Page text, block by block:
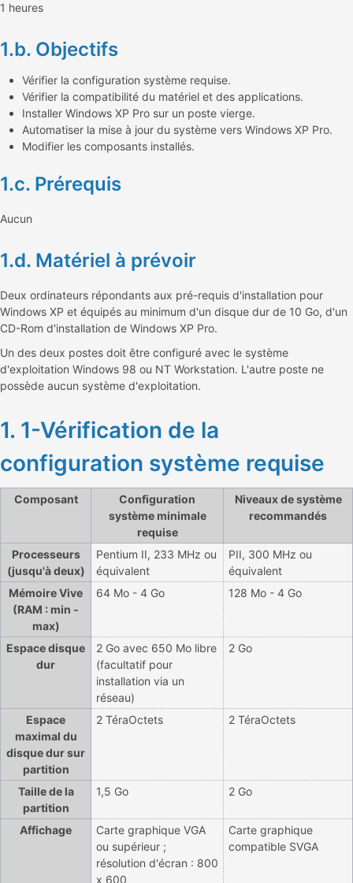
1 heures
1.b. Objectifs
Vérifier la configuration système requise.
Vérifier la compatibilité du matériel et des applications.
Installer Windows XP Pro sur un poste vierge.
Automatiser la mise à jour du système vers Windows XP Pro.
Modifier les composants installés.
1.c. Prérequis
Aucun
1.d. Matériel à prévoir
Deux ordinateurs répondants aux pré-requis d'installation pour
Windows XP et équipés au minimum d'un disque dur de 10 Go, d'un
CD-Rom d'installation de Windows XP Pro.
Un des deux postes doit être configuré avec le système
d'exploitation Windows 98 ou NT Workstation. L'autre poste ne
possède aucun système d'exploitation.
1. 1-Vérification de la
configuration système requise
Composant
Configuration
système minimale
requise
Niveaux de système
recommandés
Processeurs
(jusqu'à deux)
Pentium II, 233 MHz ou
équivalent
PII, 300 MHz ou
équivalent
Mémoire Vive
(RAM : min -
max)
64 Mo - 4 Go 128 Mo - 4 Go
Espace disque
dur
2 Go avec 650 Mo libre
(facultatif pour
installation via un
réseau)
2 Go
Espace
maximal du
disque dur sur
partition
2 TéraOctets 2 TéraOctets
Taille de la
partition
1,5 Go 2 Go
Affichage
Carte graphique VGA
ou supérieur ;
résolution d'écran : 800
x 600
Carte graphique
compatible SVGA